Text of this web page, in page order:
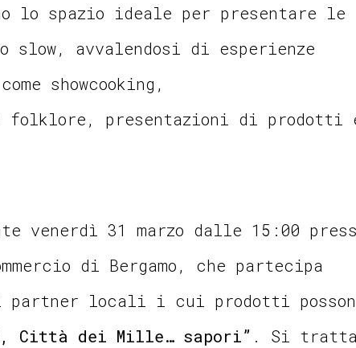
spazio ideale per presentare le
slow, avvalendosi di esperienze
showcooking,
folklore, presentazioni di prodotti
venerdì 31 marzo dalle 15:00
di Bergamo, che partecipa
locali i cui prodotti
Città dei Mille… sapori” . Si